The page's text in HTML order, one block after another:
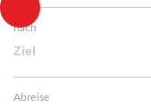
nach
Ziel
Abreise